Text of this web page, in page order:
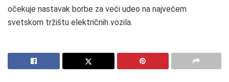
očekuje nastavak borbe za veći udeo na najvećem
svetskom tržištu električnih vozila.